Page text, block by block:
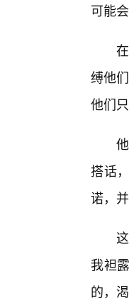
可能
缚他
他们
搭话
诺，
我袒
的，